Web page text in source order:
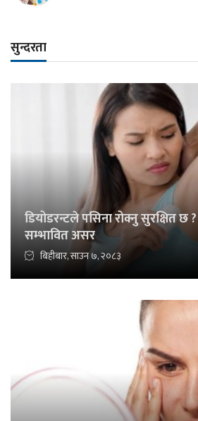
सुन्दरता
डियोडरन्टले पसिना रोक्नु सुरक्षित छ
सम्भावित असर
बिहीबार, साउन ७, २०८३